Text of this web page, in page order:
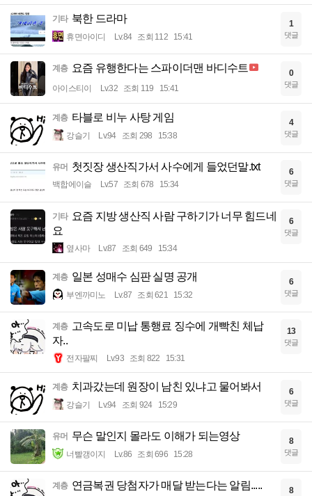
기타 북한 드라마
휴면아이디 Lv.84 조회 112 15:41
1
댓글
계층 요즘 유행한다는 스파이더맨 바디수트
아이스티이 Lv.32 조회 119 15:41
0
댓글
계층 타블로 비누 사탕 게임
강슬기 Lv.94 조회 298 15:38
4
댓글
유머 첫짓장 생산직가서 사수에게 들었던말.txt
백합에이슬 Lv.57 조회 678 15:34
6
댓글
기타 요즘 지방 생산직 사람 구하기가 너무 힘드네
요
옆사마 Lv.87 조회 649 15:34
6
댓글
계층 일본 성매수 심판 실명 공개
부엔까미노 Lv.87 조회 621 15:32
6
댓글
계층 고속도로 미납 통행료 징수에 개빡친 체납
자..
전자팔찌 Lv.93 조회 822 15:31
13
댓글
계층 치과갔는데 원장이 남친 있냐고 물어봐서
강슬기 Lv.94 조회 924 15:29
6
댓글
유머 무슨 말인지 몰라도 이해가 되는영상
너빨갱이지 Lv.86 조회 696 15:28
8
댓글
계층 연금복권 당첨자가 매달 받는다는 알림..... 8